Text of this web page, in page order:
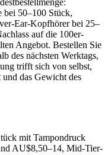
bei 50–100 Stück,
Ear-Kopfhörer bei 25–
auf die 100er-
Angebot. Bestellen Sie
des nächsten Werktags,
trifft sich von selbst,
das Gewicht des
mit Tampondruck
AU$8,50–14, Mid-Tier-